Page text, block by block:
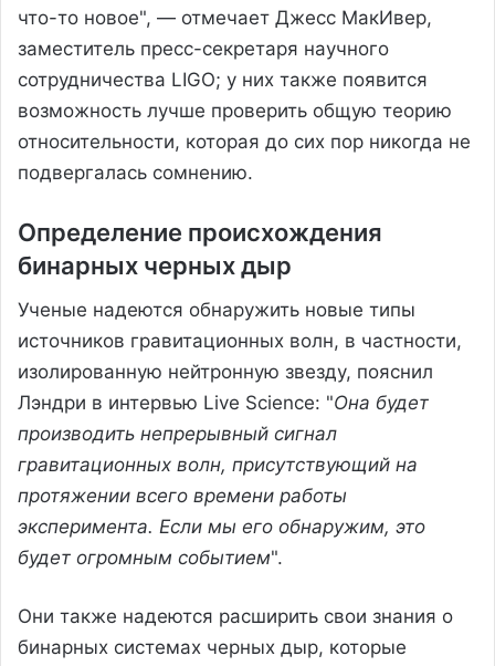
что-то новое", — отмечает Джесс МакИвер,
заместитель пресс-секретаря научного
сотрудничества LIGO; у них также появится
возможность лучше проверить общую теорию
относительности, которая до сих пор никогда не
подвергалась сомнению.
Определение происхождения
бинарных черных дыр
Ученые надеются обнаружить новые типы
источников гравитационных волн, в частности,
изолированную нейтронную звезду, пояснил
Лэндри в интервью Live Science: "Она будет
производить непрерывный сигнал
гравитационных волн, присутствующий на
протяжении всего времени работы
эксперимента. Если мы его обнаружим, это
будет огромным событием".
Они также надеются расширить свои знания о
бинарных системах черных дыр, которые